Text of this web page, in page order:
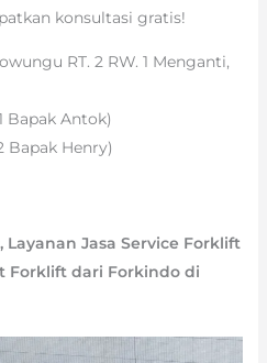
konsultasi gratis!
RT. 2 RW. 1 Menganti,
Bapak Antok)
Bapak Henry)
Jasa Service Forklift
Forklift dari Forkindo di